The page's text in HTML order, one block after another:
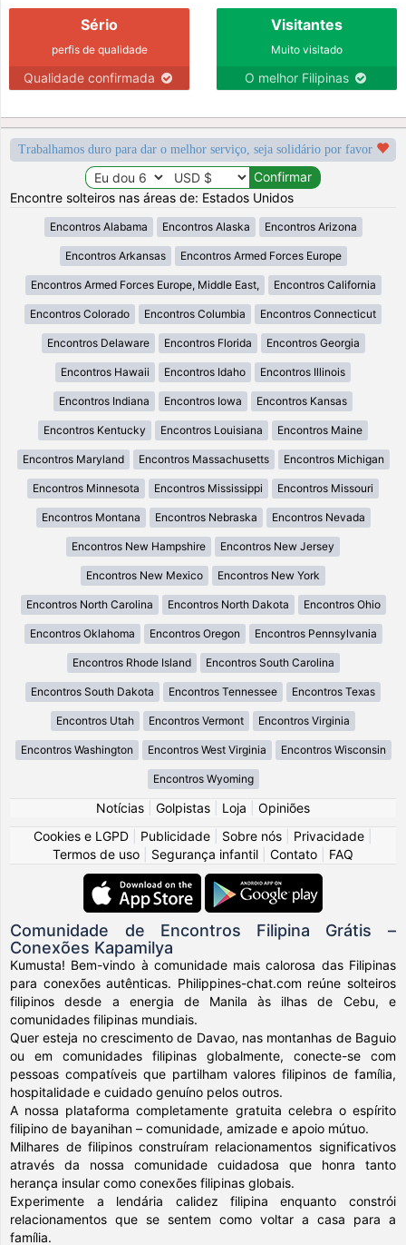
Sério
perfis de qualidade
Qualidade confirmada
Visitantes
Muito visitado
O melhor Filipinas
Trabalhamos duro para dar o melhor serviço, seja solidário por favor
Encontre solteiros nas áreas de: Estados Unidos
Encontros Alabama Encontros Alaska Encontros Arizona
Encontros Arkansas Encontros Armed Forces Europe
Encontros Armed Forces Europe, Middle East, Encontros California
Encontros Colorado Encontros Columbia Encontros Connecticut
Encontros Delaware Encontros Florida Encontros Georgia
Encontros Hawaii Encontros Idaho Encontros Illinois
Encontros Indiana Encontros Iowa Encontros Kansas
Encontros Kentucky Encontros Louisiana Encontros Maine
Encontros Maryland Encontros Massachusetts Encontros Michigan
Encontros Minnesota Encontros Mississippi Encontros Missouri
Encontros Montana Encontros Nebraska Encontros Nevada
Encontros New Hampshire Encontros New Jersey
Encontros New Mexico Encontros New York
Encontros North Carolina Encontros North Dakota Encontros Ohio
Encontros Oklahoma Encontros Oregon Encontros Pennsylvania
Encontros Rhode Island Encontros South Carolina
Encontros South Dakota Encontros Tennessee Encontros Texas
Encontros Utah Encontros Vermont Encontros Virginia
Encontros Washington Encontros West Virginia Encontros Wisconsin
Encontros Wyoming
Notícias Golpistas Loja
Opiniões
Cookies e LGPD
Publicidade Sobre nós Privacidade
Termos de uso
Segurança infantil Contato FAQ
Comunidade de Encontros Filipina Grátis –
Conexões Kapamilya
Kumusta! Bem-vindo à comunidade mais calorosa das Filipinas
para conexões autênticas. Philippines-chat.com reúne solteiros
filipinos desde a energia de Manila às ilhas de Cebu, e
comunidades filipinas mundiais.
Quer esteja no crescimento de Davao, nas montanhas de Baguio
ou em comunidades filipinas globalmente, conecte-se com
pessoas compatíveis que partilham valores filipinos de família,
hospitalidade e cuidado genuíno pelos outros.
A nossa plataforma completamente gratuita celebra o espírito
filipino de bayanihan – comunidade, amizade e apoio mútuo.
Milhares de filipinos construíram relacionamentos significativos
através da nossa comunidade cuidadosa que honra tanto
herança insular como conexões filipinas globais.
Experimente a lendária calidez filipina enquanto constrói
relacionamentos que se sentem como voltar a casa para a
família.